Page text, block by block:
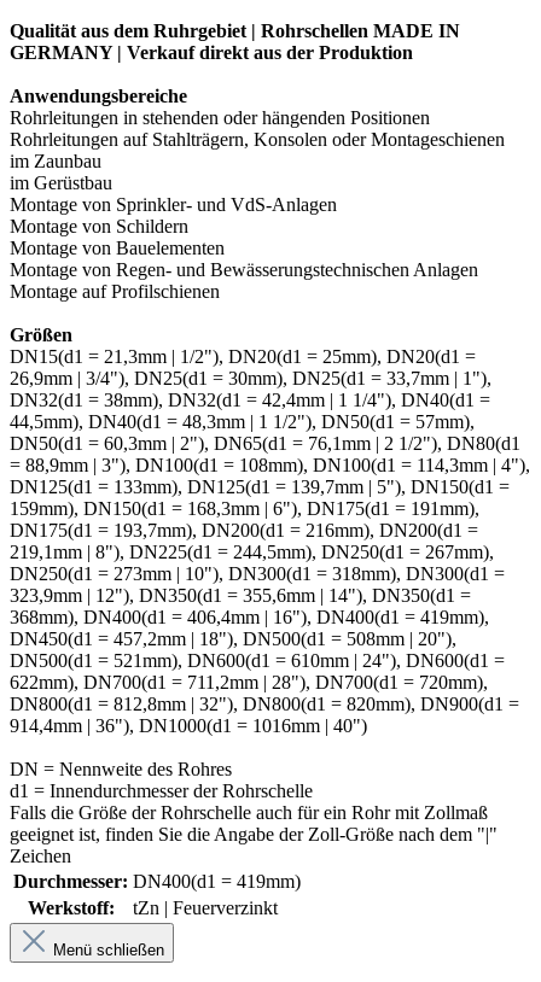
Qualität aus dem Ruhrgebiet | Rohrschellen MADE IN
GERMANY | Verkauf direkt aus der Produktion
Anwendungsbereiche
Rohrleitungen in stehenden oder hängenden Positionen
Rohrleitungen auf Stahlträgern, Konsolen oder Montageschienen
im Zaunbau
im Gerüstbau
Montage von Sprinkler- und VdS-Anlagen
Montage von Schildern
Montage von Bauelementen
Montage von Regen- und Bewässerungstechnischen Anlagen
Montage auf Profilschienen
Größen
DN15(d1 = 21,3mm | 1/2"), DN20(d1 = 25mm), DN20(d1 =
26,9mm | 3/4"), DN25(d1 = 30mm), DN25(d1 = 33,7mm | 1"),
DN32(d1 = 38mm), DN32(d1 = 42,4mm | 1 1/4"), DN40(d1 =
44,5mm), DN40(d1 = 48,3mm | 1 1/2"), DN50(d1 = 57mm),
DN50(d1 = 60,3mm | 2"), DN65(d1 = 76,1mm | 2 1/2"), DN80(d1
= 88,9mm | 3"), DN100(d1 = 108mm), DN100(d1 = 114,3mm | 4"),
DN125(d1 = 133mm), DN125(d1 = 139,7mm | 5"), DN150(d1 =
159mm), DN150(d1 = 168,3mm | 6"), DN175(d1 = 191mm),
DN175(d1 = 193,7mm), DN200(d1 = 216mm), DN200(d1 =
219,1mm | 8"), DN225(d1 = 244,5mm), DN250(d1 = 267mm),
DN250(d1 = 273mm | 10"), DN300(d1 = 318mm), DN300(d1 =
323,9mm | 12"), DN350(d1 = 355,6mm | 14"), DN350(d1 =
368mm), DN400(d1 = 406,4mm | 16"), DN400(d1 = 419mm),
DN450(d1 = 457,2mm | 18"), DN500(d1 = 508mm | 20"),
DN500(d1 = 521mm), DN600(d1 = 610mm | 24"), DN600(d1 =
622mm), DN700(d1 = 711,2mm | 28"), DN700(d1 = 720mm),
DN800(d1 = 812,8mm | 32"), DN800(d1 = 820mm), DN900(d1 =
914,4mm | 36"), DN1000(d1 = 1016mm | 40")
DN = Nennweite des Rohres
d1 = Innendurchmesser der Rohrschelle
Falls die Größe der Rohrschelle auch für ein Rohr mit Zollmaß
geeignet ist, finden Sie die Angabe der Zoll-Größe nach dem "|"
Zeichen
Durchmesser: DN400(d1 = 419mm)
Werkstoff:
tZn | Feuerverzinkt
Menü schließen